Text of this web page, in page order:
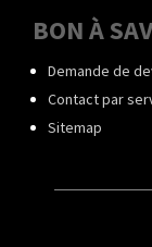
BON À
Demande de
Contact par
Sitemap